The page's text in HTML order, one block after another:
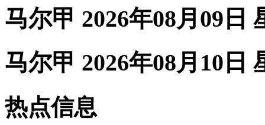
马尔甲 2026年08月09日
马尔甲 2026年08月10日
热点信息